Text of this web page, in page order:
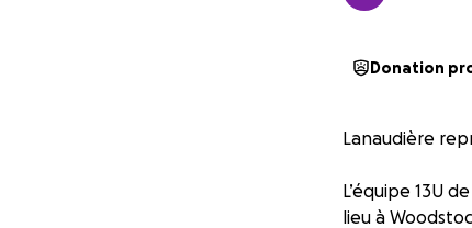
Donation
Lanaudière
L’équipe 13U
lieu à